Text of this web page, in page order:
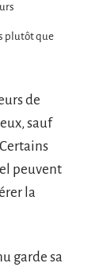
plutôt que
de
sauf
peuvent
la
garde sa